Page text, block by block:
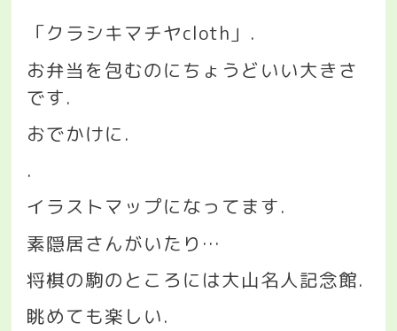
「クラシキマチヤcloth 」 .
お弁当を包むのにちょうどいい大きさ
です.
おでかけに .
.
イラストマップになってます.
素隠居さんがいたり …
将棋の駒のところには大山名人記念館.
眺めても楽しい.